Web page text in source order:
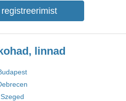
linnad
Szeged